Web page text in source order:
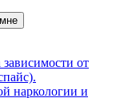
от
наркологии и